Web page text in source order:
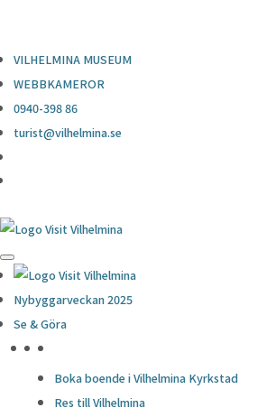
VILHELMINA MUSEUM
WEBBKAMEROR
0940-398 86
turist@vilhelmina.se
Nybyggarveckan 2025
Se & Göra
Boka boende i Vilhelmina Kyrkstad
Res till Vilhelmina